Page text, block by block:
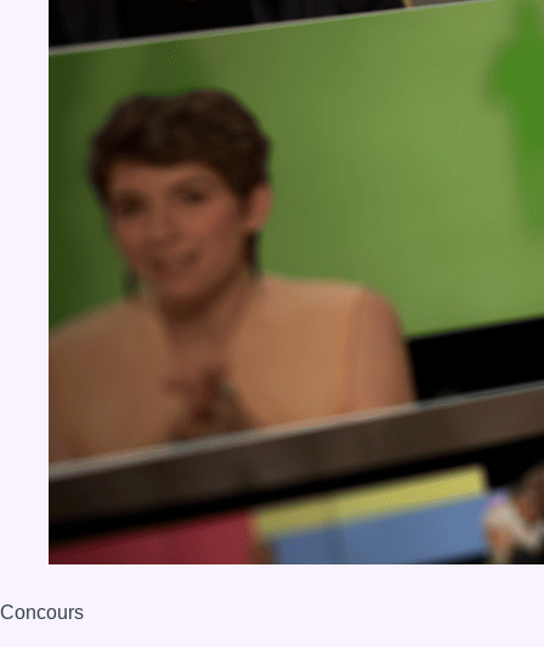
Concours